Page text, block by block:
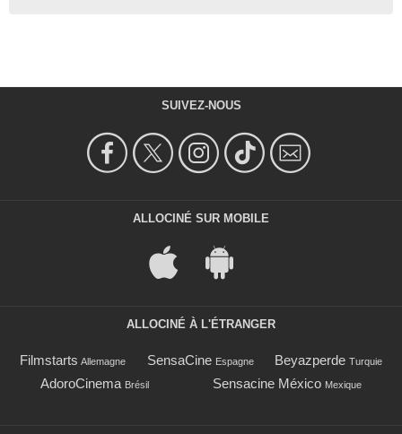
SUIVEZ-NOUS
ALLOCINÉ SUR MOBILE
ALLOCINÉ À L'ÉTRANGER
Filmstarts Allemagne SensaCine Espagne Beyazperde Turquie
AdoroCinema Brésil Sensacine México Mexique